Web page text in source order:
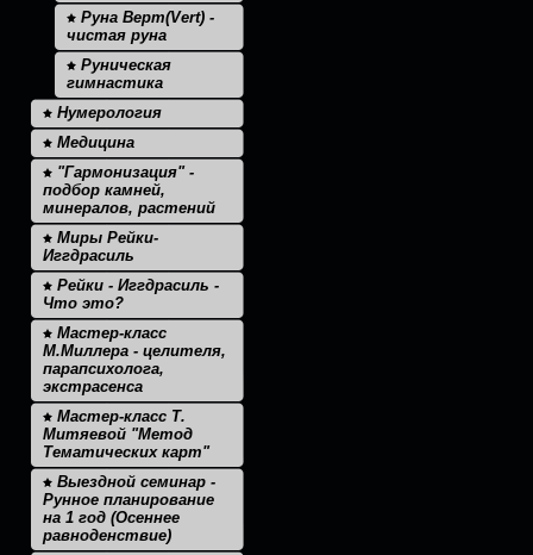
Руна Верт(Vert) -
чистая руна
Руническая
гимнастика
Нумерология
Медицина
"Гармонизация" -
подбор камней,
минералов, растений
Миры Рейки-
Иггдрасиль
Рейки - Иггдрасиль -
Что это?
Мастер-класс
М.Миллера - целителя,
парапсихолога,
экстрасенса
Мастер-класс Т.
Митяевой "Метод
Тематических карт"
Выездной семинар -
Рунное планирование
на 1 год (Осеннее
равноденствие)